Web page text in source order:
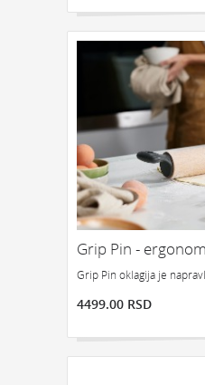
Grip Pin -
Grip Pin oklagija je
4499.00 RSD